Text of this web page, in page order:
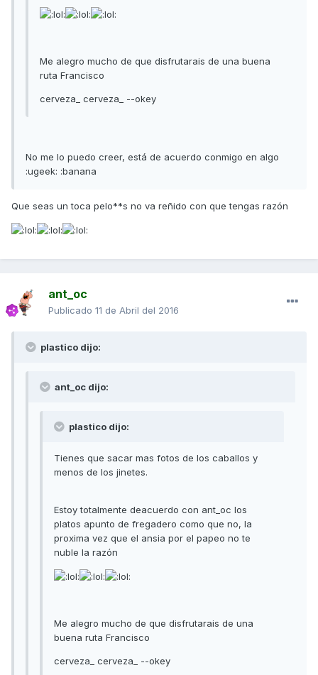
Me alegro mucho de que disfrutarais de una buena
ruta Francisco
cerveza_ cerveza_ --okey
No me lo puedo creer, está de acuerdo conmigo en algo
:ugeek: :banana
Que seas un toca pelo**s no va reñido con que tengas razón
ant_oc
Publicado 11 de Abril del 2016
plastico dijo:
ant_oc dijo:
plastico dijo:
Tienes que sacar mas fotos de los caballos y
menos de los jinetes.
Estoy totalmente deacuerdo con ant_oc los
platos apunto de fregadero como que no, la
proxima vez que el ansia por el papeo no te
nuble la razón
Me alegro mucho de que disfrutarais de una
buena ruta Francisco
cerveza_ cerveza_ --okey